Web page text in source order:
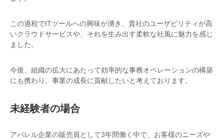
この過程でITツールへの興味が湧き、貴社のユーザビリティが高
いクラウドサービスや、それを生み出す柔軟な社風に魅力を感じ
ました。
今後、組織の拡大にあたって効率的な事務オペレーションの構築
にも携わり、事業の成長に貢献したいと考えております。
未経験者の場合
アパレル企業の販売員として3年間働く中で、お客様のニーズや